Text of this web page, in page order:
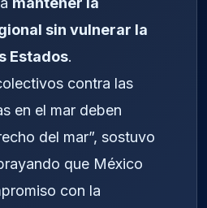
sin vulnerar la
Estados.
contra las
en el mar deben
del mar”, sostuvo
que México
con la